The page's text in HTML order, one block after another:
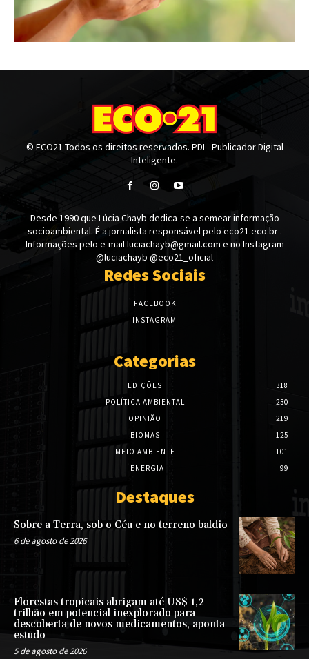
© ECO21 Todos os direitos reservados. PDI - Publicador Digital
Inteligente.
Desde 1990 que Lúcia Chayb dedica-se a semear informação
socioambiental. É a jornalista responsável pelo eco21.eco.br .
Informações pelo e-mail luciachayb@gmail.com e no Instagram
@luciachayb @eco21_oficial
Redes Sociais
FACEBOOK
INSTAGRAM
Categorias
EDIÇÕES
318
POLÍTICA AMBIENTAL
230
OPINIÃO
219
BIOMAS
125
MEIO AMBIENTE
101
ENERGIA
99
Destaques
Sobre a Terra, sob o Céu e no terreno baldio
6 de agosto de 2026
Florestas tropicais abrigam até US$ 1,2
trilhão em potencial inexplorado para
descoberta de novos medicamentos, aponta
estudo
5 de agosto de 2026